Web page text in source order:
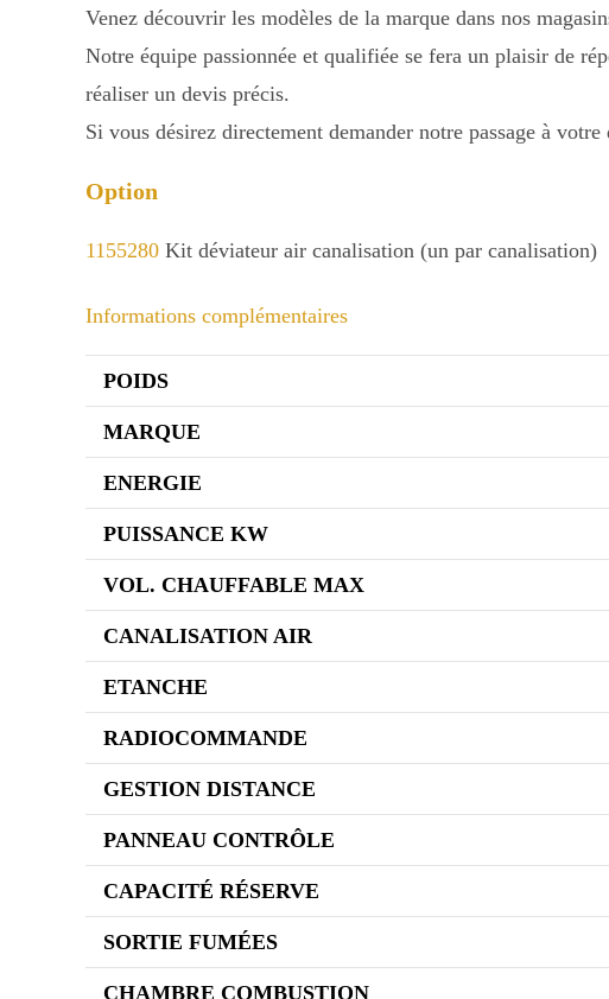
Venez découvrir les modèles de la marque dans nos
Notre équipe passionnée et qualifiée se fera un plaisir de
réaliser un devis précis.
Si vous désirez directement demander notre passage à
Option
1155280 Kit déviateur air canalisation (un par canalisation)
Informations complémentaires
POIDS
MARQUE
ENERGIE
PUISSANCE KW
VOL. CHAUFFABLE MAX
CANALISATION AIR
ETANCHE
RADIOCOMMANDE
GESTION DISTANCE
PANNEAU CONTRÔLE
CAPACITÉ RÉSERVE
SORTIE FUMÉES
CHAMBRE COMBUSTION